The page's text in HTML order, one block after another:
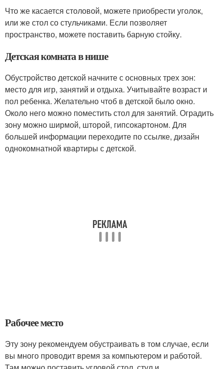
Что же касается столовой, можете приобрести уголок,
или же стол со стульчиками. Если позволяет
пространство, можете поставить барную стойку.
Детская комната в нише
Обустройство детской начните с основных трех зон:
место для игр, занятий и отдыха. Учитывайте возраст и
пол ребенка. Желательно чтоб в детской было окно.
Около него можно поместить стол для занятий. Оградить
зону можно ширмой, шторой, гипсокартоном. Для
большей информации переходите по ссылке, дизайн
однокомнатной квартиры с детской.
Рабочее место
Эту зону рекомендуем обустраивать в том случае, если
вы много проводит время за компьютером и работой.